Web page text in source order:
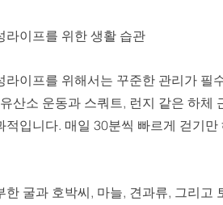
라이프를 위한 생활 습관
라이프를 위해서는 꾸준한 관리가 필
산소 운동과 스쿼트, 런지 같은 하
적입니다. 매일 30분씩 빠르게 걷기
한 굴과 호박씨, 마늘, 견과류, 그리